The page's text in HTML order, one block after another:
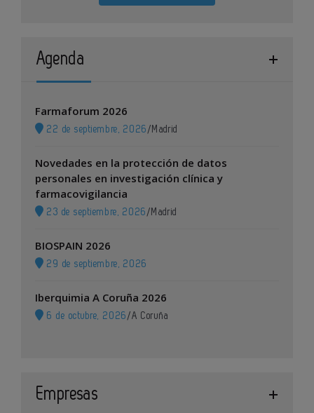
Agenda
Farmaforum 2026
22 de septiembre, 2026 / Madrid
Novedades en la protección de datos
personales en investigación clínica y
farmacovigilancia
23 de septiembre, 2026 / Madrid
BIOSPAIN 2026
29 de septiembre, 2026
Iberquimia A Coruña 2026
6 de octubre, 2026 /A Coruña
Empresas